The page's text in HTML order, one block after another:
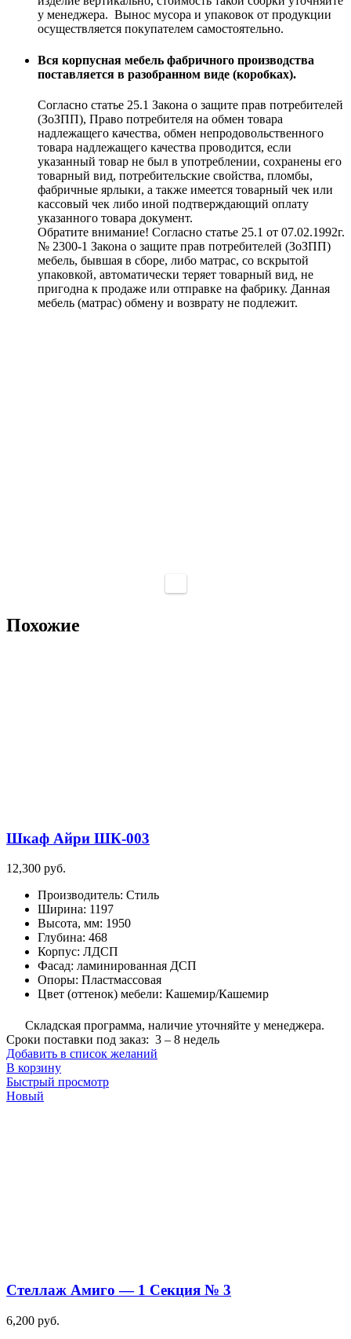
у менеджера. Вынос мусора и упаковок от продукции
осуществляется покупателем самостоятельно.
Вся корпусная мебель фабричного производства
поставляется в разобранном виде (коробках).
Согласно статье 25.1 Закона о защите прав потребителей
(ЗоЗПП), Право потребителя на обмен товара
надлежащего качества, обмен непродовольственного
товара надлежащего качества проводится, если
указанный товар не был в употреблении, сохранены его
товарный вид, потребительские свойства, пломбы,
фабричные ярлыки, а также имеется товарный чек или
кассовый чек либо иной подтверждающий оплату
указанного товара документ.
Обратите внимание! Согласно статье 25.1 от 07.02.1992г.
№ 2300-1 Закона о защите прав потребителей (ЗоЗПП)
мебель, бывшая в сборе, либо матрас, со вскрытой
упаковкой, автоматически теряет товарный вид, не
пригодна к продаже или отправке на фабрику. Данная
мебель (матрас) обмену и возврату не подлежит.
Похожие
Шкаф Айри ШК-003
12,300 руб.
Производитель: Стиль
Ширина: 1197
Высота, мм: 1950
Глубина: 468
Корпус: ЛДСП
Фасад: ламинированная ДСП
Опоры: Пластмассовая
Цвет (оттенок) мебели: Кашемир/Кашемир
Складская программа, наличие уточняйте у менеджера.
Сроки поставки под заказ: 3 – 8 недель
Добавить в список желаний
В корзину
Быстрый просмотр
Новый
Стеллаж Амиго — 1 Секция № 3
6,200 руб.